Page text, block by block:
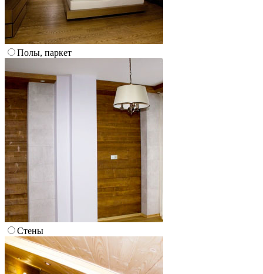
Полы, паркет
Стены